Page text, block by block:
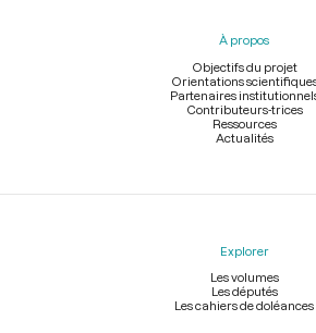
À propos
Objectifs du projet
Orientations
Partenaires
Contributeurs-trices
Ressources
Actualités
Explorer
Les volumes
Les députés
Les cahiers de doléances